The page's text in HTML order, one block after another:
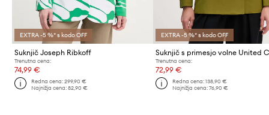
EXTRA -5 %* s kodo OFF
Suknjič Joseph Ribkoff
Trenutna cena:
74,99 €
Redna cena:299,90 €
Najnižja cena:82,90 €
EXTRA -5 %* s kodo OFF
Trenutna cena:
72,99 €
Redna cena: 138,90 €
Najnižja cena: 76,90 €